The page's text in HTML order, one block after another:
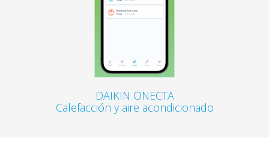
DAIKIN ONECTA
Calefacción y aire acondicionado